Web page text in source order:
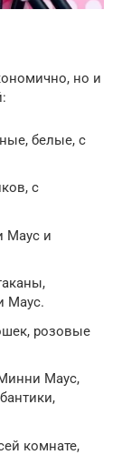
но и
белые, с
с
Маус и
Маус.
розовые
Маус,
комнате,